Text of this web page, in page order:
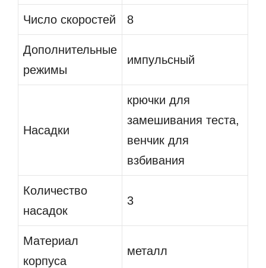
Число скоростей 8
Дополнительные
режимы
импульсный
Насадки
крючки для
замешивания теста,
венчик для
взбивания
Количество
насадок
3
Материал
корпуса
металл